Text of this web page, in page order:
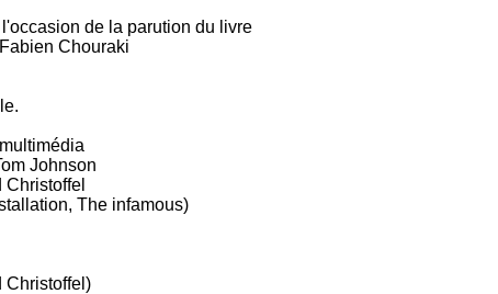
de la parution du livre
Chouraki
Johnson
The infamous)